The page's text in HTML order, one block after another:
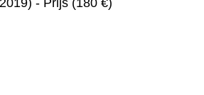
- Prijs (180 €)